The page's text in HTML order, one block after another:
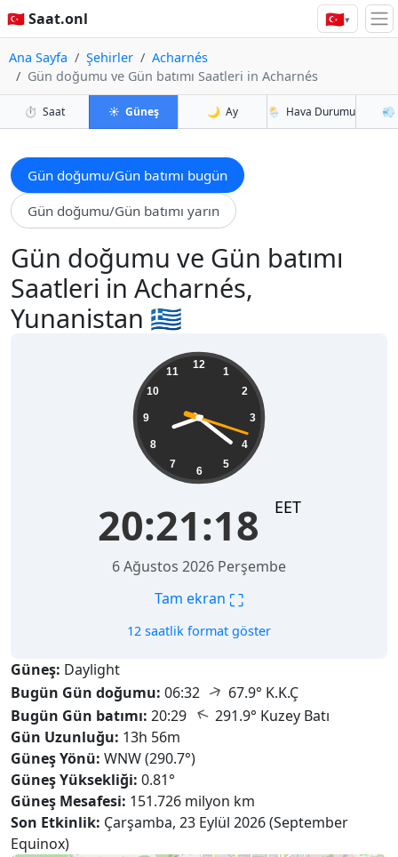
🇹🇷 Saat.onl 🇹🇷▾
Ana Sayfa Şehirler
Acharnés
Gün doğumu ve Gün batımı Saatleri in Acharnés
⏱️ Saat ☀️ Güneş 🌙 Ay 🌦️ Hava Durumu 💨
Gün doğumu/Gün batımı bugün
Gün doğumu/Gün batımı yarın
Gün doğumu ve Gün batımı
Saatleri in Acharnés,
Yunanistan 🇬🇷
12
1
2
3
4
5
6
7
8
9
10
11
20:21:20 EET
6 Ağustos 2026 Perşembe
Tam ekran ⛶
12 saatlik format göster
Güneş: Daylight
Bugün Gün doğumu: 06:32 ↑ 67.9° K.K.Ç
Bugün Gün batımı: 20:29 ↑ 291.9° Kuzey Batı
Gün Uzunluğu: 13h 56m
Güneş Yönü: WNW (290.7°)
Güneş Yüksekliği: 0.81°
Güneş Mesafesi: 151.726 milyon km
Son Etkinlik: Çarşamba, 23 Eylül 2026 (September
Equinox)